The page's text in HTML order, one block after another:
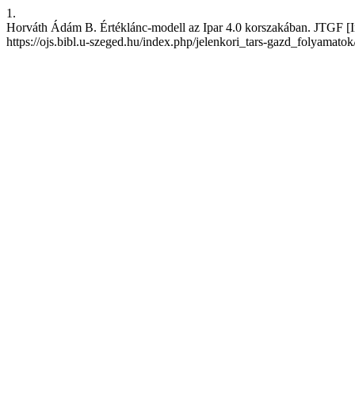
1.
Horváth Ádám B. Értéklánc-modell az Ipar 4.0 korszakában. JTGF
https://ojs.bibl.u-szeged.hu/index.php/jelenkori_tars-